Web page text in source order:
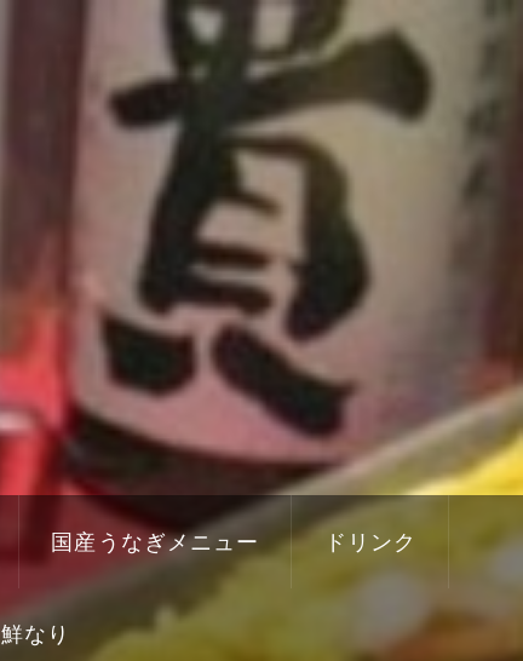
国産うなぎメニュー ドリンク
鮮なり